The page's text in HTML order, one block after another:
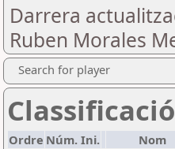
Darrera
Ruben Morales
Search for player
Ordre Núm. Ini. Nom